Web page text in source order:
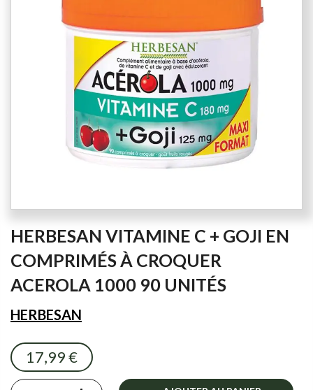
to
beginning
of
images
HERBESAN VITAMINE C + GOJI EN
COMPRIMÉS À CROQUER
ACEROLA 1000 90 UNITÉS
HERBESAN
17,99 €